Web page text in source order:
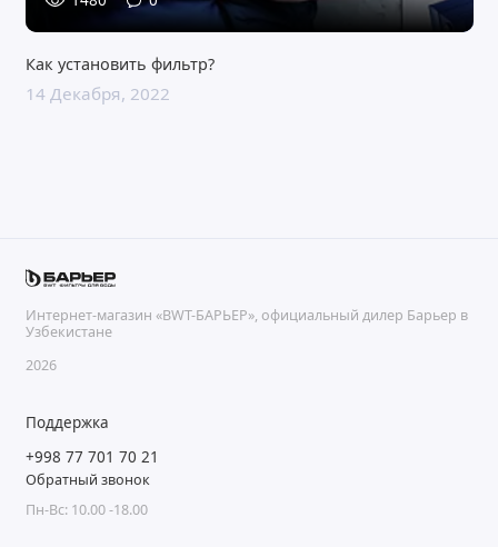
Как установить фильтр?
14 Декабря, 2022
Интернет-магазин «BWT-БАРЬЕР», официальный дилер Барьер в
Узбекистане
2026
Поддержка
+998 77 701 70 21
Обратный звонок
Пн-Вс: 10.00 -18.00